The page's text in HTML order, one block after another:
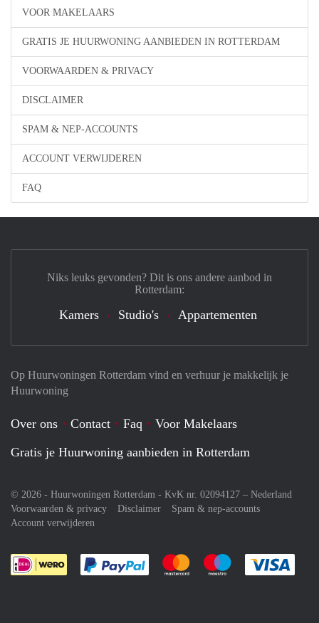
VOOR MAKELAARS
GRATIS JE HUURWONING AANBIEDEN IN ROTTERDAM
VOORWAARDEN & PRIVACY
DISCLAIMER
SPAM & NEP-ACCOUNTS
ACCOUNT VERWIJDEREN
FAQ
Op Huurwoningen Rotterdam vind en verhuur je makkelijk je
Huurwoning
Over ons Contact Faq
Voor Makelaars
Gratis je Huurwoning aanbieden in Rotterdam
© 2026 - Huurwoningen Rotterdam - KvK nr. 02094127 – Nederland
Voorwaarden & privacy
Disclaimer
Spam & nep-accounts
Account verwijderen
Je rekent gemakkelijk af met Paypal
Je rekent gemakkelijk af met
Je rekent
Niks leuks gevonden? Dit is ons andere aanbod in
Rotterdam:
Kamers Studio's Appartementen